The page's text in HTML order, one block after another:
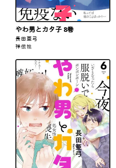
やわ男とカタ子 8巻
長田亜弓
祥伝社